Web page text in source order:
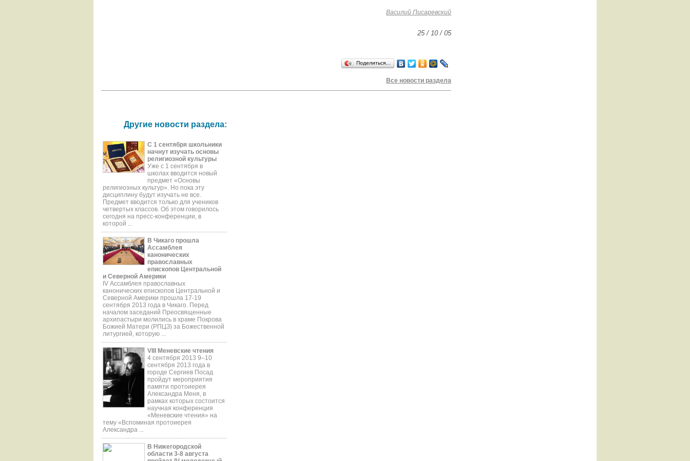
Василий Писаревский
25 / 10 / 05
Поделиться…
Все новости раздела
Другие новости раздела:
С 1 сентября школьники
начнут изучать основы
религиозной культуры
Уже с 1 сентября в
школах вводится новый
предмет «Основы
религиозных культур». Но пока эту
дисциплину будут изучать не все.
Предмет вводится только для учеников
четвертых классов. Об этом говорилось
сегодня на пресс-конференции, в
которой ...
В Чикаго прошла
Ассамблея
канонических
православных
епископов Центральной
и Северной Америки
IV Ассамблея православных
канонических епископов Центральной и
Северной Америки прошла 17-19
сентября 2013 года в Чикаго. Перед
началом заседаний Преосвященные
aрхипастыри молились в храме Покрова
Божией Матери (РПЦЗ) за Божественной
литургией, которую ...
VIII Меневские чтения
4 сентября 2013 9–10
сентября 2013 года в
городе Сергиев Посад
пройдут мероприятия
памяти протоиерея
Александра Меня, в
рамках которых состоится
научная конференция
«Меневские чтения» на
тему «Вспоминая протоиерея
Александра ...
В Нижегородской
области 3-8 августа